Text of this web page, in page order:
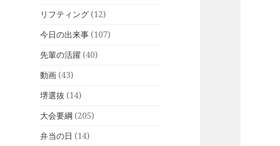
リフティング (12)
今日の出来事 (107)
先輩の活躍 (40)
動画 (43)
堺選抜 (14)
大会要綱 (205)
弁当の日 (14)